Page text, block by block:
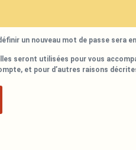
un nouveau mot de passe sera
seront utilisées pour vous
et pour d’autres raisons